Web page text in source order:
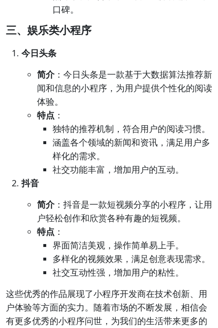
口碑。
三、娱乐类小程序
今日头条
简介：今日头条是一款基于大数据算法推荐新
闻和信息的小程序，为用户提供个性化的阅读
体验。
特点 ：
独特的推荐机制，符合用户的阅读习惯。
涵盖各个领域的新闻和资讯，满足用户多
样化的需求。
社交功能丰富，增加用户的互动。
抖音
简介：抖音是一款短视频分享的小程序，让用
户轻松创作和欣赏各种有趣的短视频。
特点 ：
界面简洁美观，操作简单易上手。
多样化的视频效果，满足创意表现需求。
社交互动性强，增加用户的粘性。
这些优秀的作品展现了小程序开发商在技术创新、用
户体验等方面的实力。随着市场的不断发展，相信会
有更多优秀的小程序问世，为我们的生活带来更多的